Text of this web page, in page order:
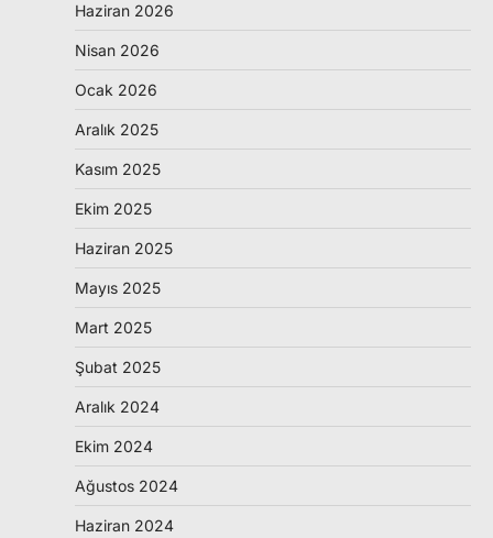
Haziran 2026
Nisan 2026
Ocak 2026
Aralık 2025
Kasım 2025
Ekim 2025
Haziran 2025
Mayıs 2025
Mart 2025
Şubat 2025
Aralık 2024
Ekim 2024
Ağustos 2024
Haziran 2024